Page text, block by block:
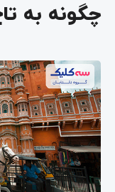
چگونه به